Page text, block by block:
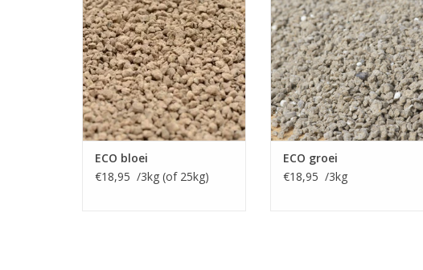
Kali rijke meststof voor
bloembollen
INFO EN KOPEN
ECO bloei
€18,95 /3kg (of 25kg)
Zorgt voor een goede
bemesting en tevens
directe groei
INFO EN KOPEN
ECO groei
€18,95 /3kg